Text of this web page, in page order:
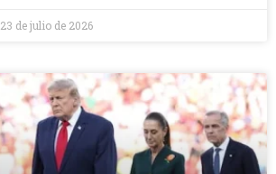
23 de julio de 2026